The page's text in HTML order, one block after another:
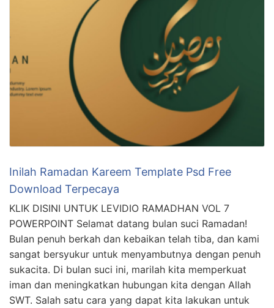
Inilah Ramadan Kareem Template Psd Free
Download Terpecaya
KLIK DISINI UNTUK LEVIDIO RAMADHAN VOL 7
POWERPOINT Selamat datang bulan suci Ramadan!
Bulan penuh berkah dan kebaikan telah tiba, dan kami
sangat bersyukur untuk menyambutnya dengan penuh
sukacita. Di bulan suci ini, marilah kita memperkuat
iman dan meningkatkan hubungan kita dengan Allah
SWT. Salah satu cara yang dapat kita lakukan untuk